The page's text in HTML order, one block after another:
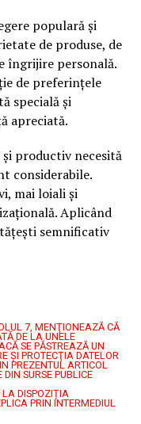
populară și
de produse, de
îngrijire personală.
de preferințele
specială și
apreciată.
productiv necesită
considerabile.
mai loiali și
Aplicând
semnificativ
7, MENŢIONEAZĂ CĂ
DE LA UNELE
SE PĂSTREAZĂ UN
ŞI PROTECŢIA DATELOR
PREZENTUL ARTICOL
SURSE PUBLICE
DISPOZIȚIA
PRIN INTERMEDIUL